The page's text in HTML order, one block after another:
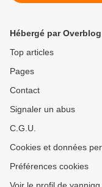
Hébergé par Overblog
Top articles
Pages
Contact
Signaler un abus
C.G.U.
Cookies et données
Préférences cookies